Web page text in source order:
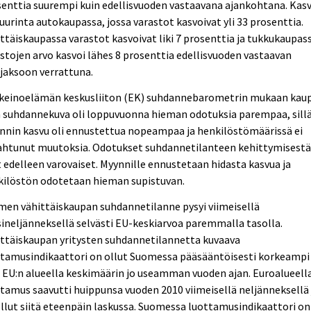
suurempi kuin edellisvuoden vastaavana ajankohtana.
autokaupassa, jossa varastot kasvoivat yli 33 prosenttia.
varastot kasvoivat liki 7 prosenttia ja
arvo kasvoi lähes 8 prosenttia edellisvuoden vastaavan
verrattuna.
keskusliiton (EK) suhdannebarometrin mukaan
suhdannekuva oli loppuvuonna hieman odotuksia parempaa,
kasvu oli ennustettua nopeampaa ja henkilöstömäärissä ei
muutoksia. Odotukset suhdannetilanteen kehittymisestä
edelleen varovaiset. Myynnille ennustetaan hidasta kasvua ja
odotetaan hieman supistuvan.
vähittäiskaupan suhdannetilanne pysyi viimeisellä
selvästi EU-keskiarvoa paremmalla tasolla.
yritysten suhdannetilannetta kuvaava
on ollut Suomessa pääsääntöisesti korkeampi
alueella keskimäärin jo useamman vuoden ajan.
saavutti huippunsa vuoden 2010 viimeisellä neljänneksellä
siitä eteenpäin laskussa. Suomessa luottamusindikaattori on